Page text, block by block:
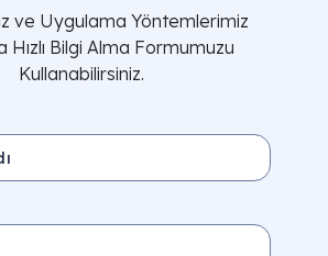
ve Uygulama Yöntemlerimiz
Hızlı Bilgi Alma Formumuzu
Kullanabilirsiniz.